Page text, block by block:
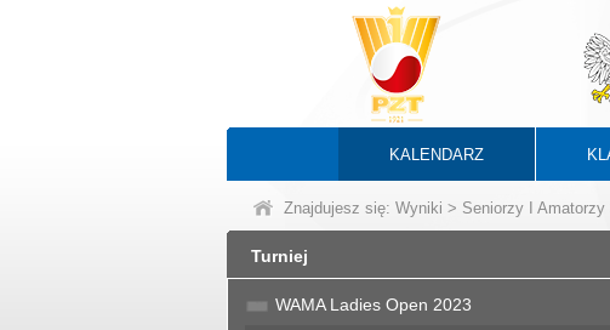
KALENDARZ
Znajdujesz się: Wyniki > Seniorzy I Amatorzy
Turniej
WAMA Ladies Open 2023